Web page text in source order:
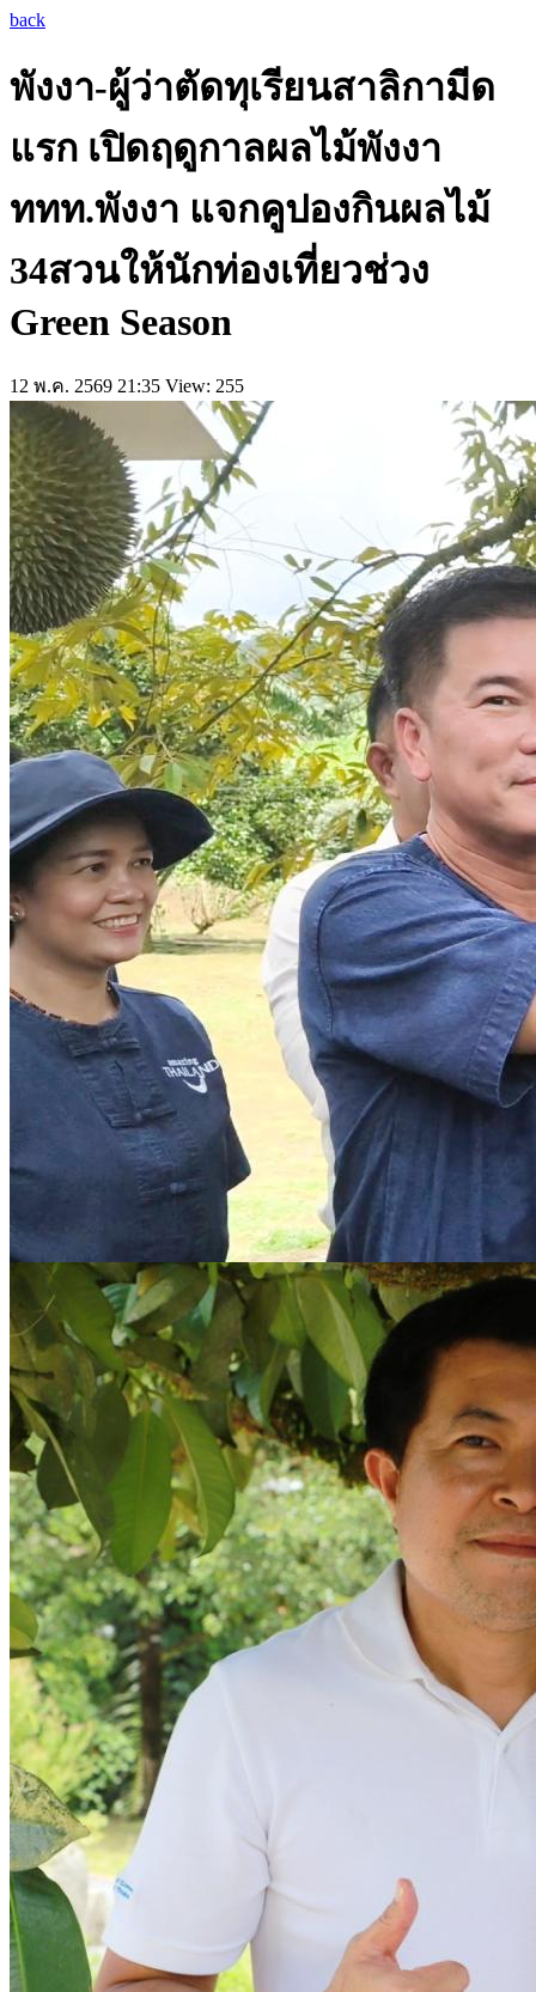
back
พังงา-ผู้ว่าตัดทุเรียนสาลิกามีด
แรก เปิดฤดูกาลผลไม้พังงา
ททท.พังงา แจกคูปองกินผลไม้
34สวนให้นักท่องเที่ยวช่วง
Green Season
12 พ.ค. 2569 21:35 View: 255